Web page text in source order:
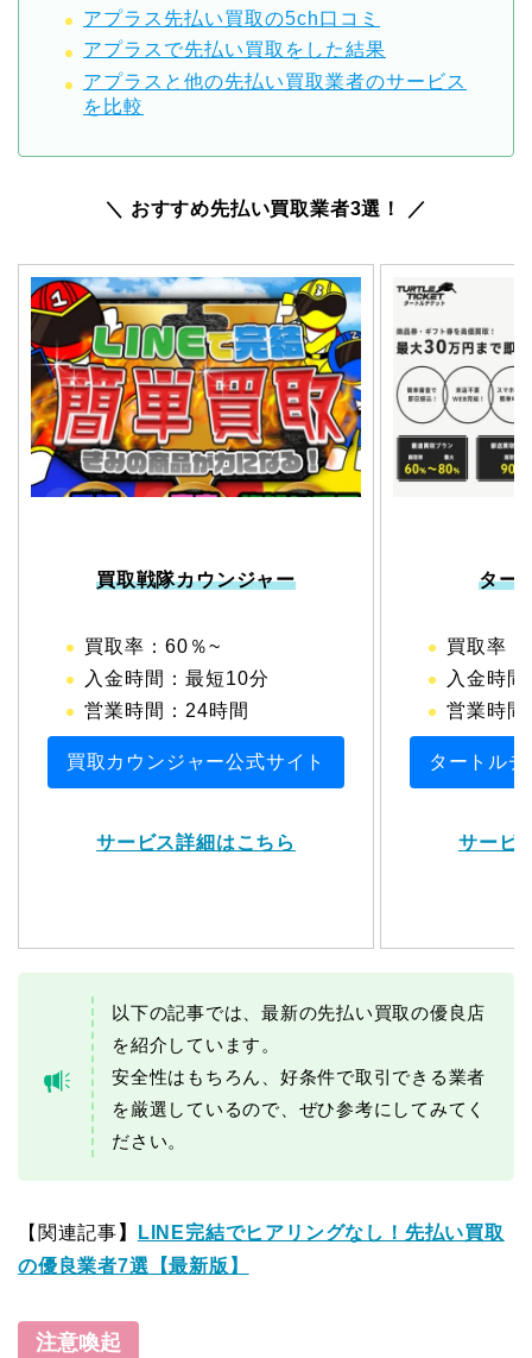
アプラス先払い買取の5ch口コミ
アプラスで先払い買取をした結果
アプラスと他の先払い買取業者のサービス
を比較
＼ おすすめ先払い買取業者3選！ ／
買取戦隊カウンジャー
買取率：60％~
入金時間：最短10分
営業時間：24時間
買取カウンジャー公式サイト
サービス詳細はこちら
ター
買取率
入金時
営業時
タートル
サービ
以下の記事では、最新の先払い買取の優良店
を紹介しています。
安全性はもちろん、好条件で取引できる業者
を厳選しているので、ぜひ参考にしてみてく
ださい。
【関連記事 】
LINE完結でヒアリングなし！先払い買取
の優良業者7選【最新版】
注意喚起